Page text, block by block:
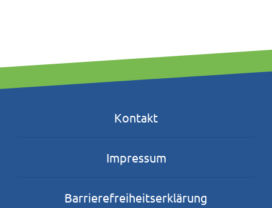
Kontakt
Impressum
Barrierefreiheitserklärung